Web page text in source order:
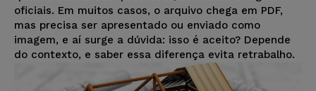
oficiais. Em muitos casos, o arquivo chega em PDF,
mas precisa ser apresentado ou enviado como
imagem, e aí surge a dúvida: isso é aceito? Depende
do contexto, e saber essa diferença evita retrabalho.